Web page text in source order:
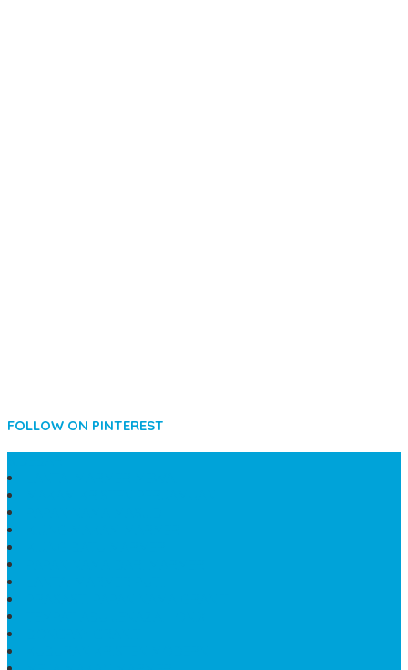
FOLLOW ON PINTEREST